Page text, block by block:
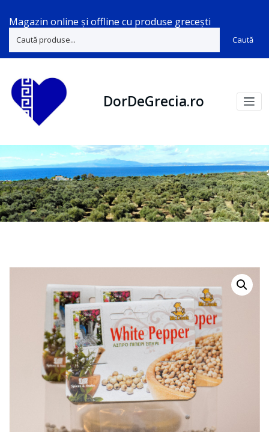
Magazin online și offline cu produse grecești
Caută
DorDeGrecia.ro